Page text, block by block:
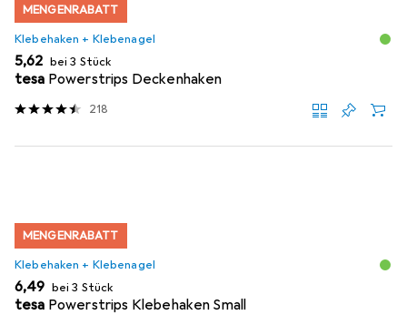
MENGENRABATT
Klebehaken + Klebenagel
EUR
5,62 bei 3 Stück
tesa Powerstrips Deckenhaken
218
MENGENRABATT
Klebehaken + Klebenagel
EUR
6,49 bei 3 Stück
tesa Powerstrips Klebehaken Small